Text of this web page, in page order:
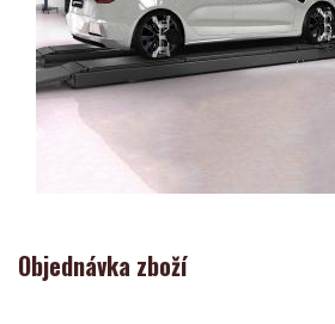
Objednávka zboží